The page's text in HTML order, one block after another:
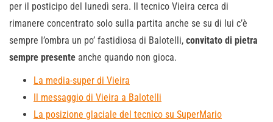
per il posticipo del lunedì sera. Il tecnico Vieira cerca di
rimanere concentrato solo sulla partita anche se su di lui c’è
sempre l’ombra un po’ fastidiosa di Balotelli, convitato di pietra
sempre presente anche quando non gioca.
La media-super di Vieira
Il messaggio di Vieira a Balotelli
La posizione glaciale del tecnico su SuperMario